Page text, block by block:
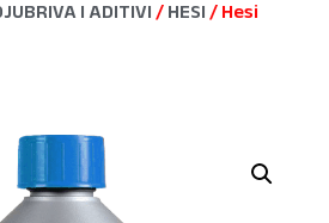
I ADITIVI / HESI / Hesi